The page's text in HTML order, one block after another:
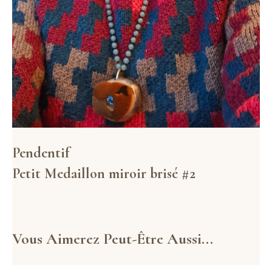
Pendentif
Petit Medaillon miroir brisé #2
Vous Aimerez Peut-Être Aussi...